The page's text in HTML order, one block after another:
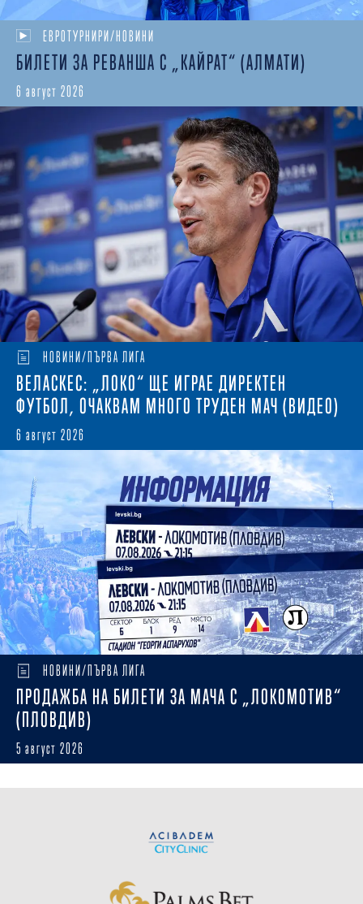
ЕВРОТУРНИРИ/НОВИНИ
БИЛЕТИ ЗА РЕВАНША С „КАЙРАТ“ (АЛМАТИ)
6 август 2026
НОВИНИ/ПЪРВА ЛИГА
ВЕЛАСКЕС: „ЛОКО“ ЩЕ ИГРАЕ ДИРЕКТЕН
ФУТБОЛ, ОЧАКВАМ МНОГО ТРУДЕН МАЧ (ВИДЕО)
6 август 2026
НОВИНИ/ПЪРВА ЛИГА
ПРОДАЖБА НА БИЛЕТИ ЗА МАЧА С „ЛОКОМОТИВ“
(ПЛОВДИВ)
5 август 2026